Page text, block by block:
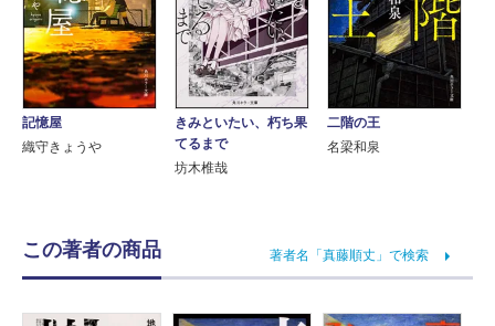
記憶屋
織守きょうや
きみといたい、朽ち果
てるまで
坊木椎哉
二階の王
名梁和泉
この著者の商品 著者名「真藤順丈」で検索